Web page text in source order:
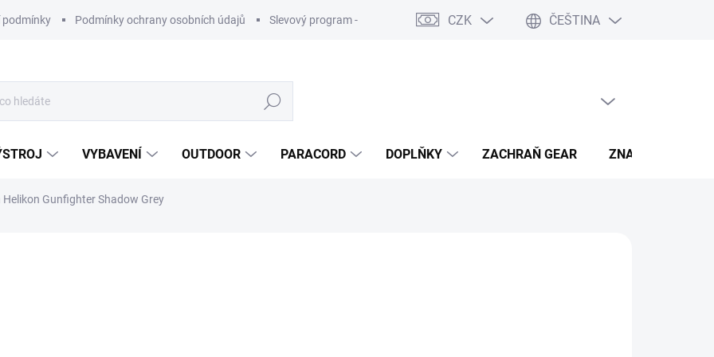
podmínky Podmínky ochrany osobních údajů Slevový program - výhody CZK ČEŠTINA
Hledat
VYBAVENÍ OUTDOOR PARACORD DOPLŇKY ZACHRAŇ GEAR ZNAČKY
Gunfighter Shadow Grey